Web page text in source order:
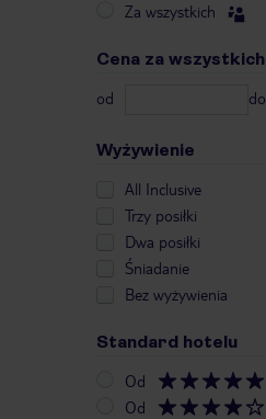
Za wszystkich
Cena za wszystkich
od do
Wyżywienie
All Inclusive
Trzy posiłki
Dwa posiłki
Śniadanie
Bez wyżywienia
Standard hotelu
Od
Od